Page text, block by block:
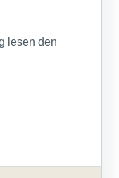
lesen den